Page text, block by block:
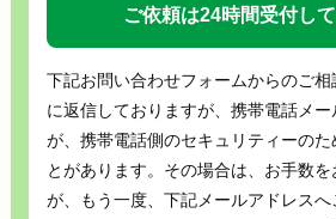
ご依頼は24時間受付して
下記お問い合わせフォームからのご
に返信しておりますが、携帯電話メ
が、携帯電話側のセキュリティーのた
とがあります。その場合は、お手数
が、もう一度、下記メールアドレスへ